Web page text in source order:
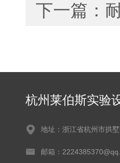
下一篇：
杭州莱伯斯实验
地址：浙江省杭州市拱
邮箱：